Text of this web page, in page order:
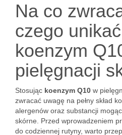
Na co
czego
koenzym
pielęgnacji
Stosując koenzym Q10 w
zwracać uwagę na pełny skład
alergenów oraz substancji
skórne. Przed wprowadzeniem
do codziennej rutyny, warto